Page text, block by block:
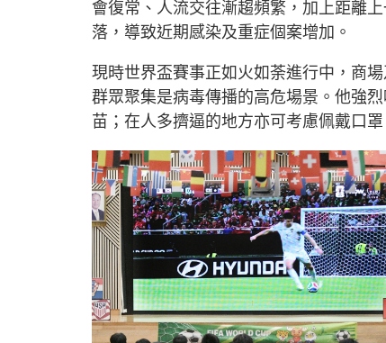
會復常、人流交往漸趨頻繁，加上距離
落，導致近期感染及重症個案增加。
現時世界盃賽事正如火如荼進行中，商
群眾聚集是病毒傳播的高危場景。他強
苗；在人多擠逼的地方亦可考慮佩戴口